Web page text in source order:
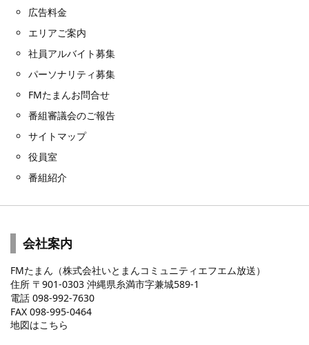
広告料金
エリアご案内
社員アルバイト募集
パーソナリティ募集
FMたまんお問合せ
番組審議会のご報告
サイトマップ
役員室
番組紹介
会社案内
FMたまん（株式会社いとまんコミュニティエフエム放送）
住所 〒901-0303 沖縄県糸満市字兼城589-1
電話 098-992-7630
FAX 098-995-0464
地図はこちら